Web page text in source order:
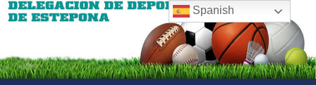
Saltar
Spanish